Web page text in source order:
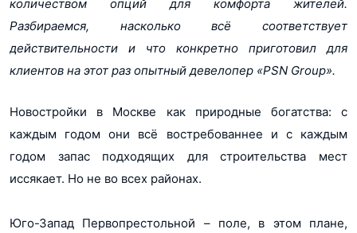
очередь))
Продажи завершены (Корпус Б1, Б2, Б3 (2
Продажи завершены (Корпус М4 - М7 (2
очередь))
Показать еще...
Ипотека Есть
Военная ипотека Нет
Тип здания
Монолитное (Корпус Л1, Л2, Т4, Т5 (1
Монолитное (Корпус Т2, Т3 (1 очередь))
Монолитное (Корпус М1 - М3 (2 очередь))
Монолитное (Корпус Б1, Б2, Б3 (2
очередь))
8/9/17 (Корпус М1 - М3 (2 очередь))
Показать все 55 планировок
количеством опций для комфорта жителей.
Разбираемся, насколько всё соответствует
действительности и что конкретно приготовил для
клиентов на этот раз опытный девелопер «PSN Group».
Новостройки в Москве как природные богатства: с
каждым годом они всё востребованнее и с каждым
годом запас подходящих для строительства мест
иссякает. Но не во всех районах.
Юго-Запад Первопрестольной – поле, в этом плане,